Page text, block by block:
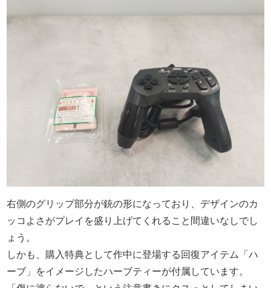
右側のグリップ部分が銃の形になっており、デザインのカ
ッコよさがプレイを盛り上げてくれること間違いなしでし
ょう。
しかも、購入特典として作中に登場する回復アイテム「ハ
ーブ」をイメージしたハーブティーが付属しています。